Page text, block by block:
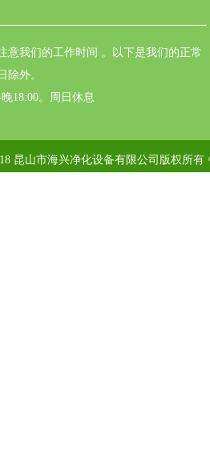
意我们的工作时间 。以下是我们的正常
除外。
18:00。周日休息
昆山市海兴净化设备有限公司版权所有